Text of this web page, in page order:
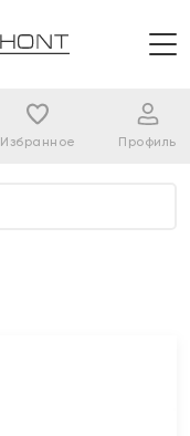
Избранное Профиль